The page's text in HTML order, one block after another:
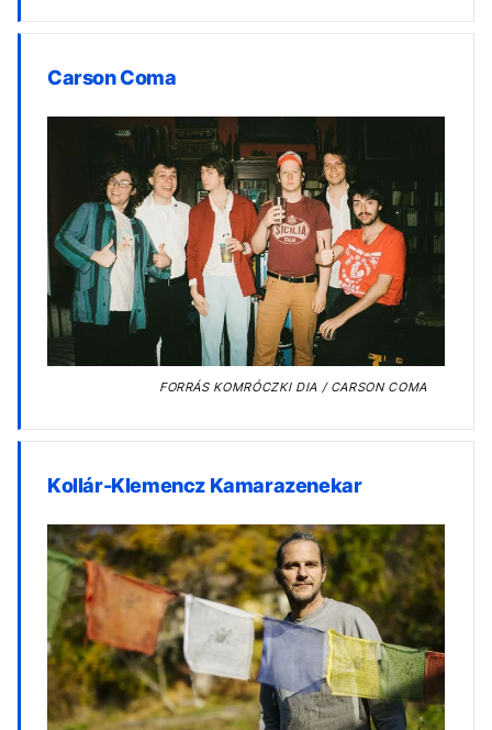
Carson Coma
FORRÁSKOMRÓCZKI DIA / CARSON COMA
Kollár-Klemencz Kamarazenekar